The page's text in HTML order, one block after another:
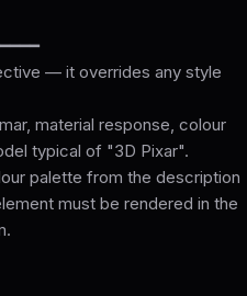
— it overrides any style
material response, colour
typical of "3D Pixar".
palette from the description
must be rendered in the